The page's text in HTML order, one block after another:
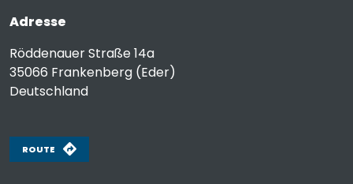
Adresse
Röddenauer Straße 14a
35066 Frankenberg (Eder)
Deutschland
ROUTE